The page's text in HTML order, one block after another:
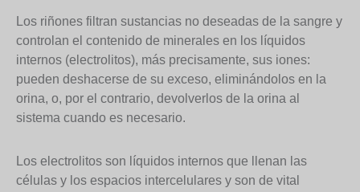
Los riñones filtran sustancias no deseadas de la sangre y
controlan el contenido de minerales en los líquidos
internos (electrolitos), más precisamente, sus iones:
pueden deshacerse de su exceso, eliminándolos en la
orina, o, por el contrario, devolverlos de la orina al
sistema cuando es necesario.
Los electrolitos son líquidos internos que llenan las
células y los espacios intercelulares y son de vital